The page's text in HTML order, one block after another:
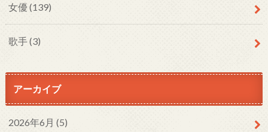
女優 (139)
歌手(3)
アーカイブ
2026年6月 (5)